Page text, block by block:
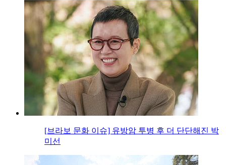
[브라보 문화 이슈] 유방암 투병 후 더 단단해진 박
미선